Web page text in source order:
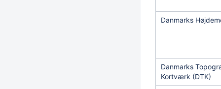
Danmarks
Danmarks
Kortværk (DTK)